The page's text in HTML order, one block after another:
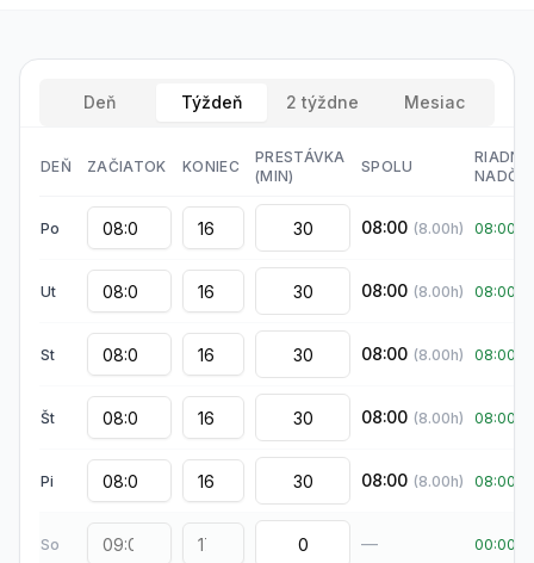
Deň Týždeň 2 týždne Mesiac
DEŇ ZAČIATOK KONIEC
PRESTÁVKA
(MIN)
SPOLU
RIADNE
Po 08:00 (8.00h) 08:00
Ut 08:00 (8.00h) 08:00
St 08:00 (8.00h) 08:00
Št 08:00 (8.00h) 08:00
Pi 08:00 (8.00h) 08:00
So — 00:00